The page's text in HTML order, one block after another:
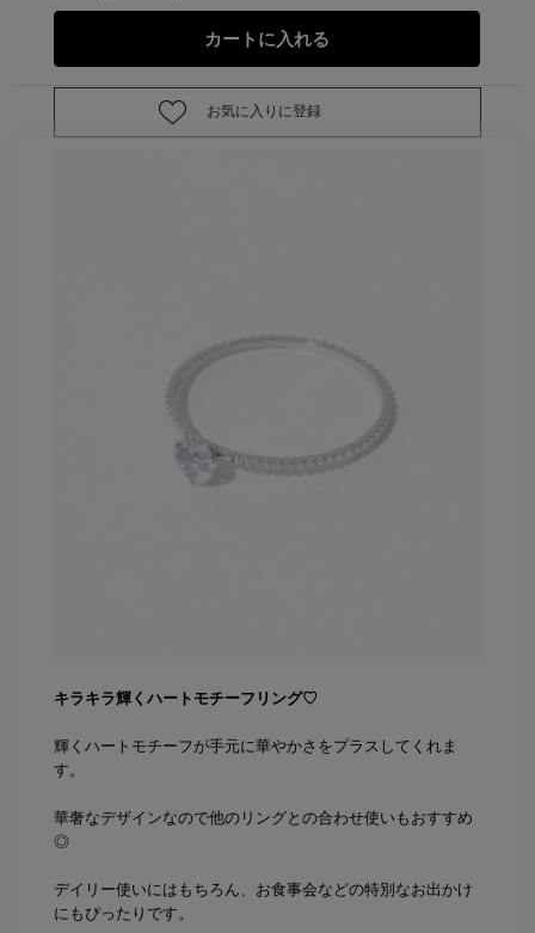
お気に入りに登録
キラキラ輝くハートモチーフリング♡
輝くハートモチーフが手元に華やかさをプラスしてくれま
す。
華奢なデザインなので他のリングとの合わせ使いもおすすめ
◎
デイリー使いにはもちろん、お食事会などの特別なお出かけ
にもぴったりです。